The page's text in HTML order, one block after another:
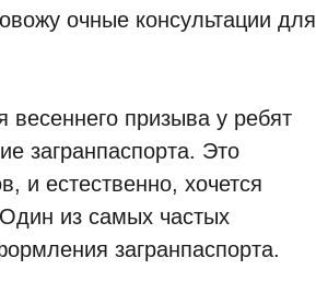
очные консультации для
весеннего призыва у ребят
загранпаспорта. Это
и естественно, хочется
из самых частых
загранпаспорта.